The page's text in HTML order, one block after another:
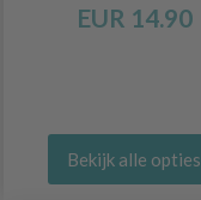
EUR 14.90
Bekijk alle opties